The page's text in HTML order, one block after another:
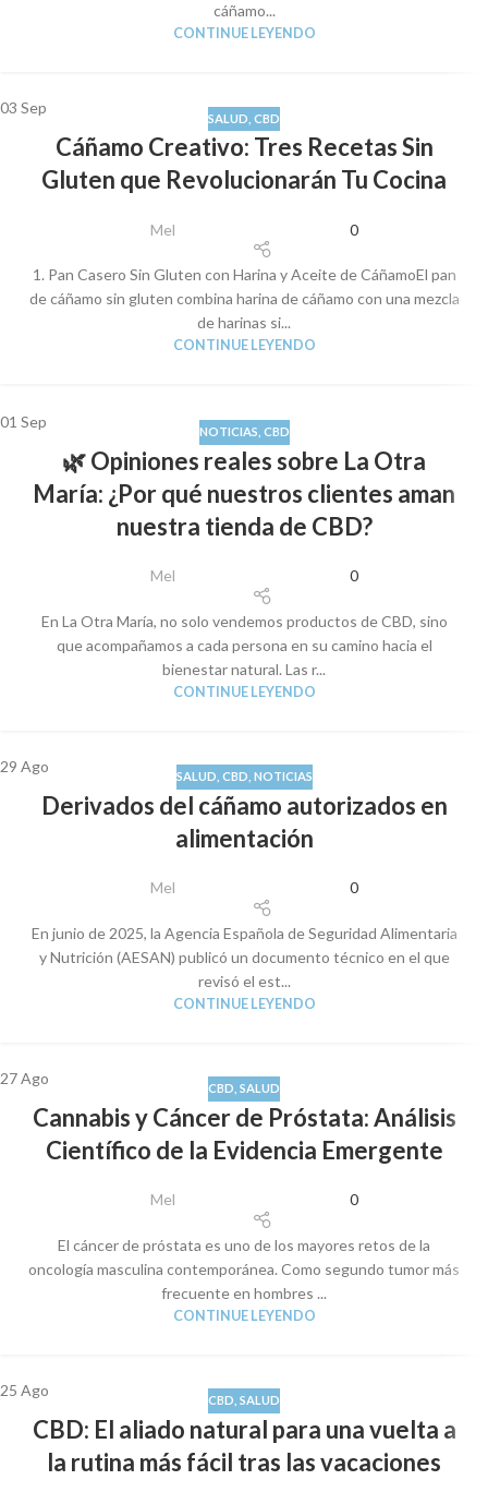
cáñamo...
CONTINUE LEYENDO
03 Sep
SALUD CBD
Cáñamo Creativo: Tres Recetas Sin
Gluten que Revolucionarán Tu Cocina
Mel 0
1. Pan Casero Sin Gluten con Harina y Aceite de CáñamoEl pan
de cáñamo sin gluten combina harina de cáñamo con una mezcla
de harinas si...
CONTINUE LEYENDO
01 Sep
NOTICIAS CBD
🌿 Opiniones reales sobre La Otra
María: ¿Por qué nuestros clientes aman
nuestra tienda de CBD?
Mel 0
En La Otra María, no solo vendemos productos de CBD, sino
que acompañamos a cada persona en su camino hacia el
bienestar natural. Las r...
CONTINUE LEYENDO
29 Ago
SALUD CBD NOTICIAS
Derivados del cáñamo autorizados en
alimentación
Mel 0
En junio de 2025, la Agencia Española de Seguridad Alimentaria
y Nutrición (AESAN) publicó un documento técnico en el que
revisó el est...
CONTINUE LEYENDO
27Ago
CBD SALUD
Cannabis y Cáncer de Próstata: Análisis
Científico de la Evidencia Emergente
Mel 0
El cáncer de próstata es uno de los mayores retos de la
oncología masculina contemporánea. Como segundo tumor más
frecuente en hombres ...
CONTINUE LEYENDO
25 Ago
CBD SALUD
CBD: El aliado natural para una vuelta a
la rutina más fácil tras las vacaciones